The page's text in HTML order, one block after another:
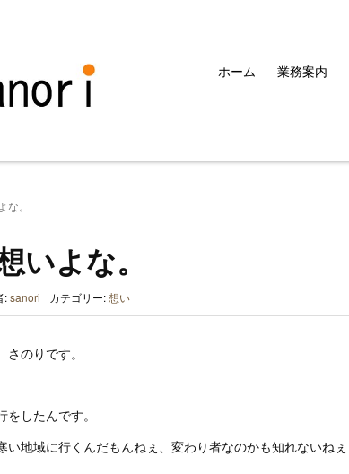
ホーム
業務案内
。
いよな。
:sanori カテゴリー:想い
のりです。
したんです。
い地域に行くんだもんねぇ、変わり者なのかも知れないねぇ